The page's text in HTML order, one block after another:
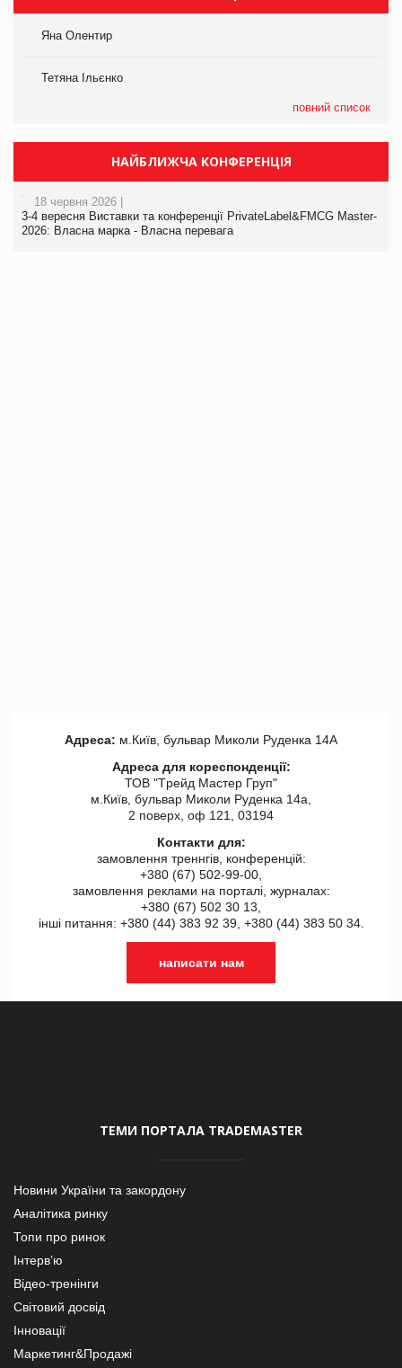
Яна Олентир
Тетяна Ільєнко
повний список
НАЙБЛИЖЧА КОНФЕРЕНЦІЯ
18 червня 2026 |
3-4 вересня Виставки та конференції PrivateLabel&FMCG Master-
2026: Власна марка - Власна перевага
Адреса: м.Київ, бульвар Миколи Руденка 14А
Адреса для кореспонденції:
ТОВ "Tрейд Мастер Груп"
м.Київ, бульвар Миколи Руденка 14а,
2 поверх, оф 121, 03194
Контакти для:
замовлення треннгів, конференцій:
+380 (67) 502-99-00,
замовлення реклами на порталі, журналах:
+380 (67) 502 30 13,
інші питання: +380 (44) 383 92 39, +380 (44) 383 50 34.
написати нам
ТЕМИ ПОРТАЛА TRADEMASTER
Новини України та закордону
Аналітика ринку
Топи про ринок
Інтерв’ю
Відео-тренінги
Світовий досвід
Інновації
Маркетинг&Продажі